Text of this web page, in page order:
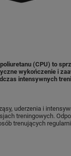
(CPU) to
wykończenie i
intensywnych
uderzenia i
treningowych.
trenujących